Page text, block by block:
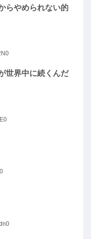
らやめられない的
世界中に続くんだ